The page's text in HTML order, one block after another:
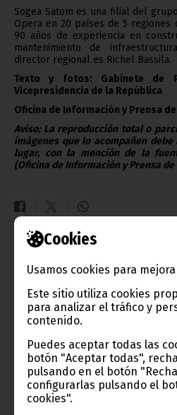
Cookies
Usamos cookies para
Este sitio utiliza cookies
para analizar el tráfico y
contenido.
Puedes aceptar todas las
botón "Aceptar todas",
pulsando en el botón
configurarlas pulsando el
cookies".
Sogea Satom es una filial del
Opera en 20 países de 5 regiones
90 años de experiencia en
mantenimiento de
director regional es Richel Bassila.
Texto y fotos: Gabinete de
Vicepresidencia de la República
Oficina de Información y Prensa
Aviso: La reproducción total o
imágenes que lo acompañen
lugar, con la mención de la
(Oficina de Información y Prensa
Información de
TVGE